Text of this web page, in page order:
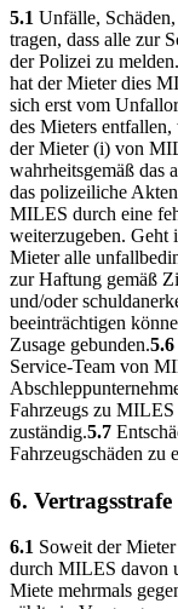
5.1 Unfälle,
tragen, dass alle zur
der Polizei zu
hat der Mieter dies
sich erst vom
des Mieters
der Mieter (i) von
wahrheitsgemäß das
das polizeiliche
MILES durch eine
weiterzugeben. Geht
Mieter alle
zur Haftung gemäß
und/oder
beeinträchtigen
Zusage gebunden.5.6
Service-Team von
Fahrzeugs zu
zuständig.5.7
Fahrzeugschäden zu
6.
6.1 Soweit der
durch MILES davon
Miete mehrmals